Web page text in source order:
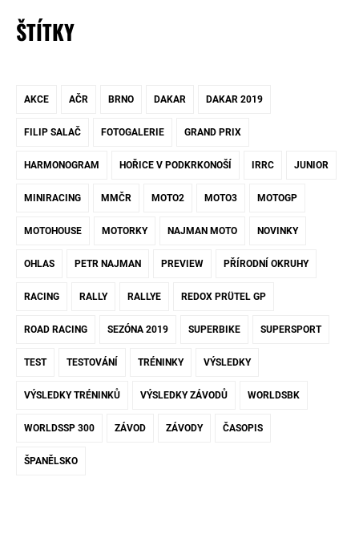
ŠTÍTKY
AKCE AČR BRNO DAKAR DAKAR 2019
FILIP SALAČ FOTOGALERIE GRAND PRIX
HARMONOGRAM HOŘICE V PODKRKONOŠÍ IRRC JUNIOR
MINIRACING MMČR MOTO2 MOTO3 MOTOGP
MOTOHOUSE MOTORKY NAJMAN MOTO NOVINKY
OHLAS PETR NAJMAN PREVIEW PŘÍRODNÍ OKRUHY
RACING RALLY RALLYE REDOX PRÜTEL GP
ROAD RACING SEZÓNA 2019 SUPERBIKE SUPERSPORT
TEST TESTOVÁNÍ TRÉNINKY VÝSLEDKY
VÝSLEDKY TRÉNINKŮ VÝSLEDKY ZÁVODŮ WORLDSBK
WORLDSSP 300 ZÁVOD ZÁVODY ČASOPIS
ŠPANĚLSKO